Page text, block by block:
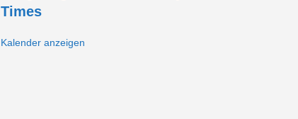
Times
Kalender anzeigen